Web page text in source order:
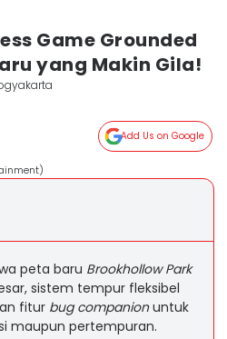
Game Grounded
yang Makin Gila!
Add Us on Google
peta baru Brookhollow Park
sistem tempur fleksibel
fitur bug companionuntuk
maupun pertempuran.